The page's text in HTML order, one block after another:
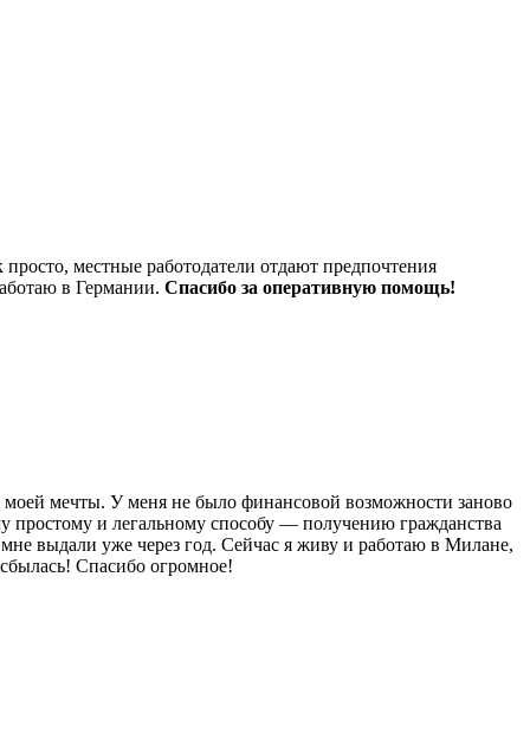
местные работодатели отдают предпочтения
в Германии. Спасибо за оперативную помощь!
моей мечты. У меня не было финансовой возможности заново
простому и легальному способу — получению гражданства
выдали уже через год. Сейчас я живу и работаю в Милане,
Спасибо огромное!